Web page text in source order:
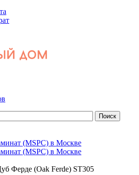
(MSPC) в Москве
(MSPC) в Москве
Ферде (Oak Ferde) ST305